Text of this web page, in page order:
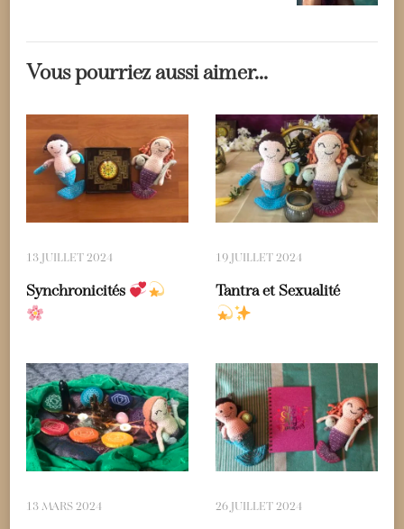
Vous pourriez aussi aimer...
13 JUILLET 2024
Synchronicités
19 JUILLET 2024
Tantra et Sexualité
13 MARS 2024 26 JUILLET 2024